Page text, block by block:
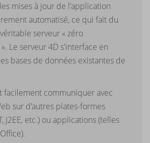
mises à jour de l'application
automatisé, ce qui fait du
serveur « zéro
Le serveur 4D s'interface en
bases de données existantes de
facilement communiquer avec
sur d'autres plates-formes
J2EE, etc.) ou applications (telles